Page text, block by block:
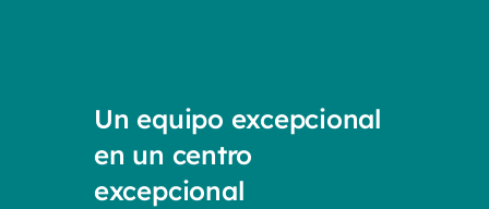
Un equipo excepcional
en un centro
excepcional